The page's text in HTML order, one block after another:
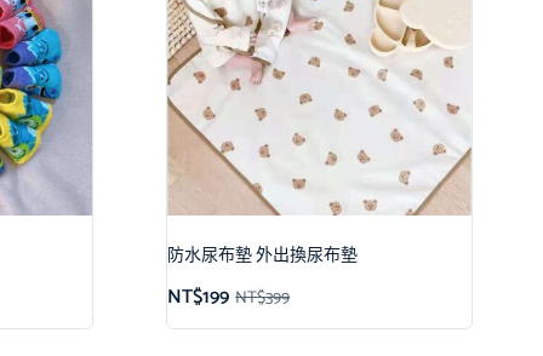
防水尿布墊 外出換尿布墊
NT$399
NT$199